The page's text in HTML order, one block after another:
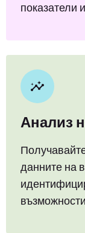
показатели
Анализ
данните на